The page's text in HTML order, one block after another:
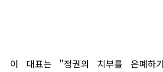
이 대표는 "정권의 치부를 은폐하